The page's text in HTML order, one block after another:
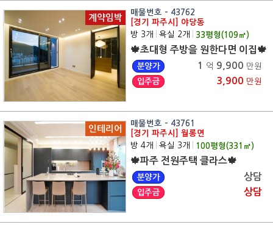
계약임박
매물번호 - 43762
[경기 파주시] 야당동
방 3개
욕실 2개 33평형(109㎡)
🍁초대형 주방을 원한다면 이집🍁
분양가 1 억 9,900 만원
입주금
3,900 만원
인테리어
매물번호 - 43761
[경기 파주시] 월롱면
방 4개
욕실 3개 100평형(331 ㎡)
🍁파주 전원주택 클라스🍁
분양가 상담
입주금 상담